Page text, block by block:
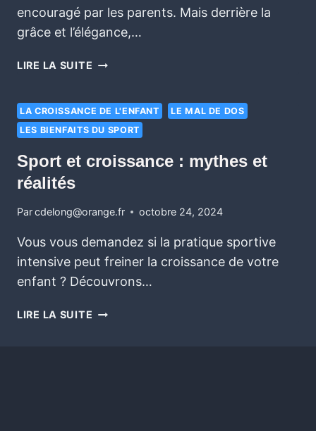
encouragé par les parents. Mais derrière la
grâce et l’élégance,…
LIRE LA SUITE
LA CROISSANCE DE L'ENFANT
LE MAL DE DOS
LES BIENFAITS DU SPORT
Sport et croissance : mythes et
réalités
Parcdelong@orange.fr octobre 24, 2024
Vous vous demandez si la pratique sportive
intensive peut freiner la croissance de votre
enfant ? Découvrons…
LIRE LA SUITE